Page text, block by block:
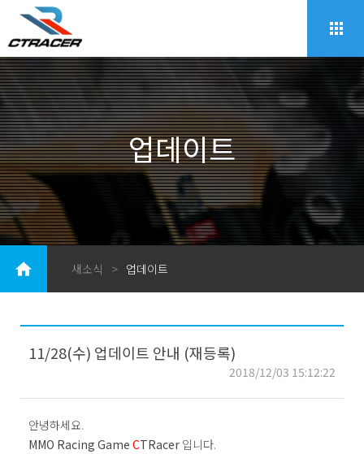
업데이트
새소식 > 업데이트
11/28(수) 업데이트 안내 (재등록)
2018/12/03 15:12:22
안녕하세요.
MMO Racing Game CTRacer 입니다.